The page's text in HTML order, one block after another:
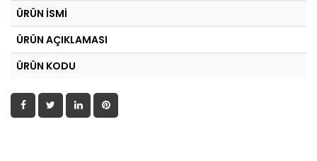
ÜRÜN İSMİ
ÜRÜN AÇIKLAMASI
ÜRÜN KODU